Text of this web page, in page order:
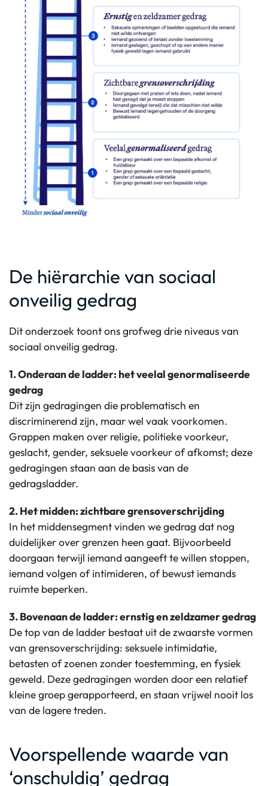
De hiërarchie van sociaal
onveilig gedrag
Dit onderzoek toont ons grofweg drie niveaus van
sociaal onveilig gedrag.
1. Onderaan de ladder: het veelal genormaliseerde
gedrag
Dit zijn gedragingen die problematisch en
discriminerend zijn, maar wel vaak voorkomen.
Grappen maken over religie, politieke voorkeur,
geslacht, gender, seksuele voorkeur of afkomst; deze
gedragingen staan aan de basis van de
gedragsladder.
2. Het midden: zichtbare grensoverschrijding
In het middensegment vinden we gedrag dat nog
duidelijker over grenzen heen gaat. Bijvoorbeeld
doorgaan terwijl iemand aangeeft te willen stoppen,
iemand volgen of intimideren, of bewust iemands
ruimte beperken.
3. Bovenaan de ladder: ernstig en zeldzamer gedrag
De top van de ladder bestaat uit de zwaarste vormen
van grensoverschrijding: seksuele intimidatie,
betasten of zoenen zonder toestemming, en fysiek
geweld. Deze gedragingen worden door een relatief
kleine groep gerapporteerd, en staan vrijwel nooit los
van de lagere treden.
Voorspellende waarde van
‘onschuldig’ gedrag